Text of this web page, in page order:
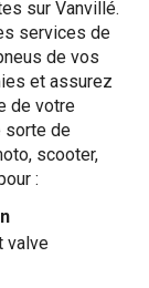
sur Vanvillé.
services de
de vos
et assurez
de votre
sorte de
scooter,
:
valve